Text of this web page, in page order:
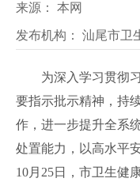
来源： 本网
发布机构： 汕尾市卫
为深入学习贯彻习
要指示批示精神，持
作，进一步提升全系
处置能力，以高水平
10月25日，市卫生健